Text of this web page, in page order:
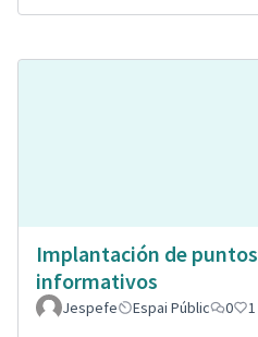
Implantación de puntos
informativos
Jespefe Espai Públic 0 1